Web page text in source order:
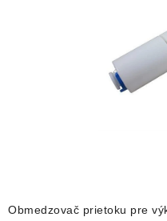
KRMIVÁ A VITAMÍNY
Obmedzovač prietoku pre